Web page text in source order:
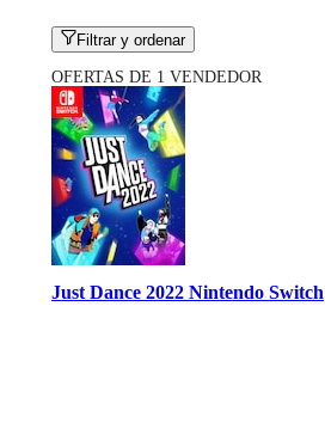
Filtrar y ordenar
OFERTAS DE 1 VENDEDOR
Just Dance 2022 Nintendo Switch